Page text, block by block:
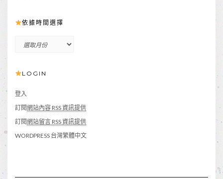
依據時間選擇
間
擇
LOGIN
登入
訂閱網站內容 RSS 資訊提供
訂閱網站留言 RSS 資訊提供
WORDPRESS 台灣繁體中文